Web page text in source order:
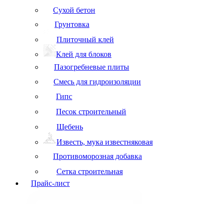
Сухой бетон
Грунтовка
Плиточный клей
Клей для блоков
Пазогребневые плиты
Смесь для гидроизоляции
Гипс
Песок строительный
Щебень
Известь, мука известняковая
Противоморозная добавка
Сетка строительная
Прайс-лист